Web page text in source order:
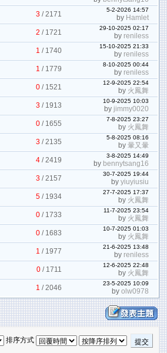
3 /2171
5-2-2026 14:57
by Hamlet
2 / 1721
29-10-2025 02:17
by reniless
1 / 1740
15-10-2025 21:33
by reniless
1 / 1779
8-10-2025 00:44
by reniless
0 / 1521
12-9-2025 22:54
by 火鳳舞
3 / 1913
10-9-2025 10:03
by jimmy0020
0 / 1655
7-8-2025 23:27
by 火鳳舞
3 /2135
5-8-2025 08:16
by暈又暈
4 /2419
3-8-2025 14:49
by bennytsang16
3 /2157
30-7-2025 19:44
byyiuyiusiu
5 / 1934
27-7-2025 17:37
by 火鳳舞
0 / 1733
11-7-2025 23:54
by 火鳳舞
0 / 1683
10-7-2025 01:03
by 火鳳舞
1 / 1977
21-6-2025 13:48
by reniless
0/ 1711
12-6-2025 22:48
by 火鳳舞
1 /2046
23-5-2025 10:09
byolw0978
排序方式 提交